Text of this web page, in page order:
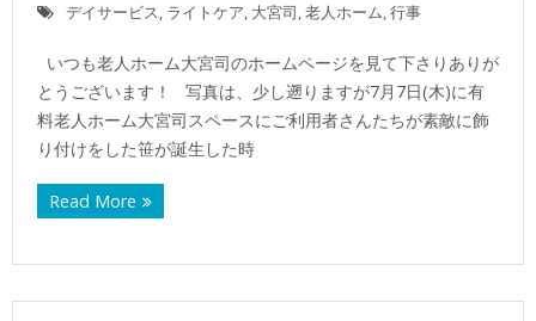
デイサービス, ライトケア, 大宮司,老人ホーム,行事
いつも老人ホーム大宮司のホームページを見て下さりありが
とうございます！ 写真は、少し遡りますが7月7日(木)に有
料老人ホーム大宮司スペースにご利用者さんたちが素敵に飾
り付けをした笹が誕生した時
Read More